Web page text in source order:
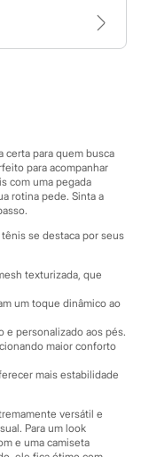
certa para quem busca
para acompanhar
com uma pegada
rotina pede. Sinta a
se destaca por seus
texturizada, que
um toque dinâmico ao
e personalizado aos pés.
maior conforto
mais estabilidade
versátil e
Para um look
e uma camiseta